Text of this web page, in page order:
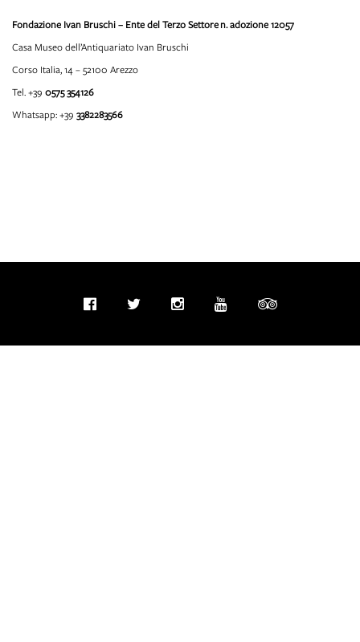
Fondazione Ivan Bruschi – Ente del Terzo Settoren. adozione 12057
Casa Museo dell’Antiquariato Ivan Bruschi
Corso Italia, 14 – 52100 Arezzo
Tel. +39 0575 354126
Whatsapp: +39 3382283566